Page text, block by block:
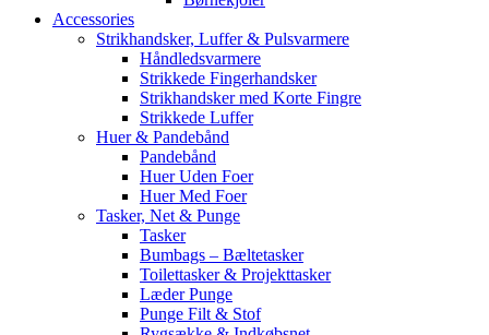
Accessories
Strikhandsker, Luffer & Pulsvarmere
Håndledsvarmere
Strikkede Fingerhandsker
Strikhandsker med Korte Fingre
Strikkede Luffer
Huer & Pandebånd
Pandebånd
Huer Uden Foer
Huer Med Foer
Tasker, Net & Punge
Tasker
Bumbags – Bæltetasker
Toilettasker & Projekttasker
Læder Punge
Punge Filt & Stof